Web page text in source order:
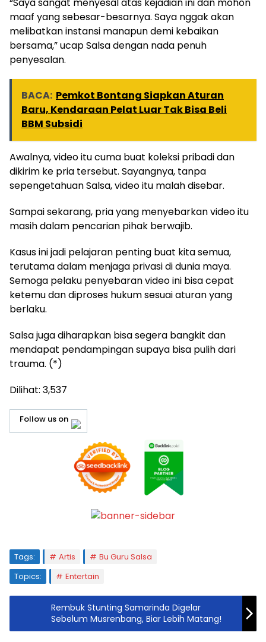
maaf yang sebesar-besarnya. Saya nggak akan
melibatkan instansi manapun demi kebaikan
bersama,” ucap Salsa dengan nada penuh
penyesalan.
BACA: Pemkot Bontang Siapkan Aturan
Baru, Kendaraan Pelat Luar Tak Bisa Beli
BBM Subsidi
Awalnya, video itu cuma buat koleksi pribadi dan
dikirim ke pria tersebut. Sayangnya, tanpa
sepengetahuan Salsa, video itu malah disebar.
Sampai sekarang, pria yang menyebarkan video itu
masih dalam pencarian pihak berwajib.
Kasus ini jadi pelajaran penting buat kita semua,
terutama dalam menjaga privasi di dunia maya.
Semoga pelaku penyebaran video ini bisa cepat
ketemu dan diproses hukum sesuai aturan yang
berlaku.
Salsa juga diharapkan bisa segera bangkit dan
mendapat pendampingan supaya bisa pulih dari
trauma. (*)
Dilihat: 3,537
Follow us on
Tags: Artis
Bu Guru Salsa
Topics:
Entertain
Rembuk Stunting Samarinda Digelar
Sebelum Musrenbang, Biar Lebih Matang!